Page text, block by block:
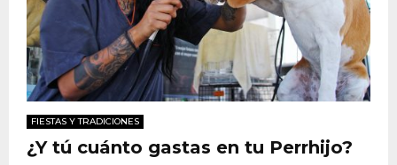
FIESTAS Y TRADICIONES
¿Y tú cuánto gastas en tu Perrhijo?